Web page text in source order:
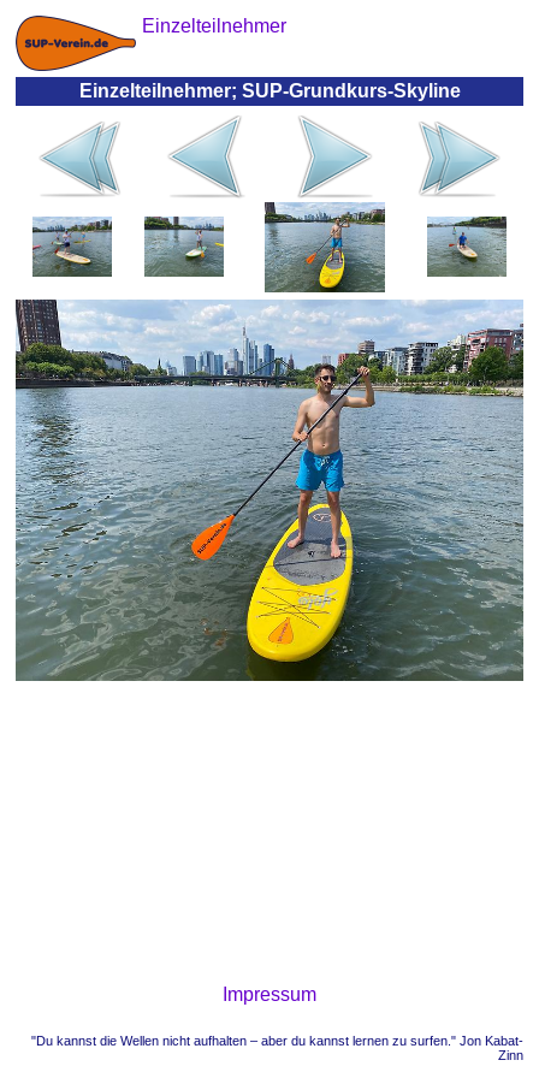
Einzelteilnehmer
Einzelteilnehmer; SUP-Grundkurs-Skyline
Impressum
"Du kannst die Wellen nicht aufhalten – aber du kannst lernen zu surfen." Jon Kabat-
Zinn